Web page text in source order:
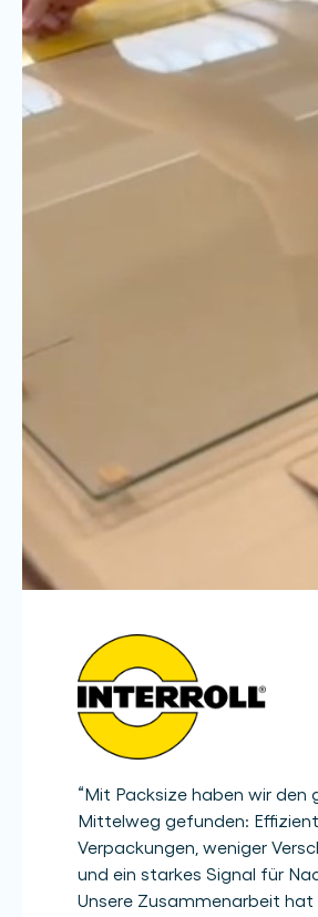
“Mit Packsize haben wir den
Mittelweg gefunden:
Verpackungen, weniger
und ein starkes Signal für
Unsere Zusammenarbeit hat